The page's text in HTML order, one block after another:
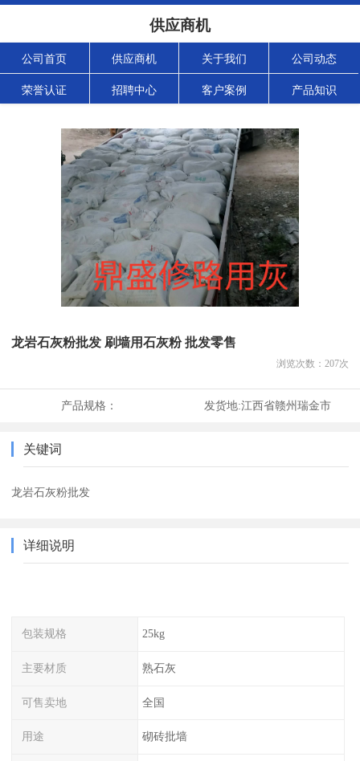
供应商机
公司首页 供应商机 关于我们 公司动态
荣誉认证 招聘中心 客户案例 产品知识
龙岩石灰粉批发 刷墙用石灰粉 批发零售
浏览次数： 207次
产品规格： 发货地:江西省赣州瑞金市
关键词
龙岩石灰粉批发
详细说明
包装规格 25kg
主要材质 熟石灰
可售卖地 全国
用途 砌砖批墙